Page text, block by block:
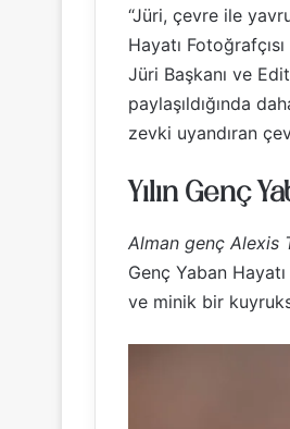
“Jüri, çevre ile
Hayatı
Jüri Başkanı ve
paylaşıldığında
zevki uyandıran
Yılın Genç
Alman genç Alexis
Genç Yaban
ve minik bir